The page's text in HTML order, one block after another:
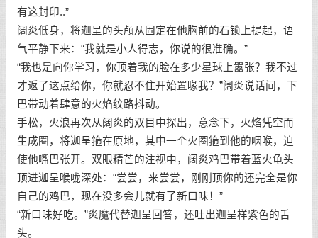
有这封印..”
阔炎低身，将迦呈的头颅从固定在他胸前的石锁上提起，语
气平静下来：“我就是小人得志，你说的很准确。”
“我也是向你学习，你顶着我的脸在多少星球上嚣张？我不过
才返了这点给你，你就忍不住开始置喙我？”阔炎说话间，下
巴带动着肆意的火焰纹路抖动。
手松，火浪再次从阔炎的双目中探出，意念下，火焰凭空而
生成圈，将迦呈箍在原地，其中一个火圈箍到他的咽喉，迫
使他嘴巴张开。双眼精芒的注视中，阔炎鸡巴带着蓝火龟头
顶进迦呈喉咙深处：“尝尝，来尝尝，刚刚顶你的还完全是你
自己的鸡巴，现在没多会儿就有了新口味！”
“新口味好吃。”炎魔代替迦呈回答，还吐出迦呈样紫色的舌
头。